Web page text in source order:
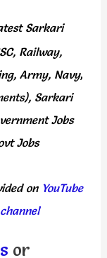
Sarkari
Railway,
Army, Navy,
Sarkari
Jobs
Jobs
onYouTube
or